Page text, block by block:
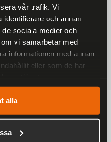
vår trafik. Vi
identifierare och annan
sociala medier och
vi samarbetar med.
informationen med annan
eller som de har
alla
2000 kr
DHL
Swish